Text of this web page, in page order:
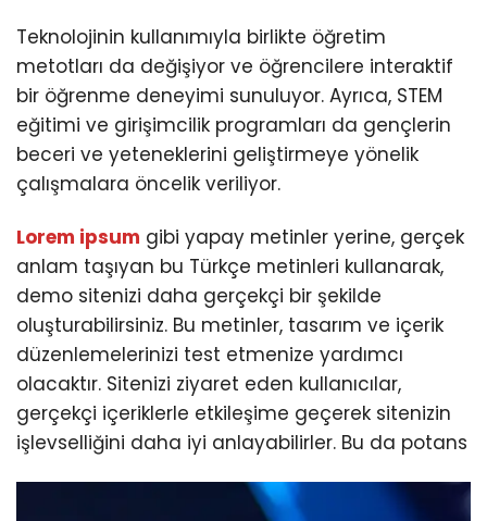
Teknolojinin kullanımıyla birlikte öğretim
metotları da değişiyor ve öğrencilere interaktif
bir öğrenme deneyimi sunuluyor. Ayrıca, STEM
eğitimi ve girişimcilik programları da gençlerin
beceri ve yeteneklerini geliştirmeye yönelik
çalışmalara öncelik veriliyor.
Lorem ipsum gibi yapay metinler yerine, gerçek
anlam taşıyan bu Türkçe metinleri kullanarak,
demo sitenizi daha gerçekçi bir şekilde
oluşturabilirsiniz. Bu metinler, tasarım ve içerik
düzenlemelerinizi test etmenize yardımcı
olacaktır. Sitenizi ziyaret eden kullanıcılar,
gerçekçi içeriklerle etkileşime geçerek sitenizin
işlevselliğini daha iyi anlayabilirler. Bu da potans